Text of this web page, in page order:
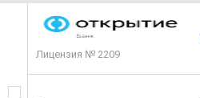
Лицензия № 2209